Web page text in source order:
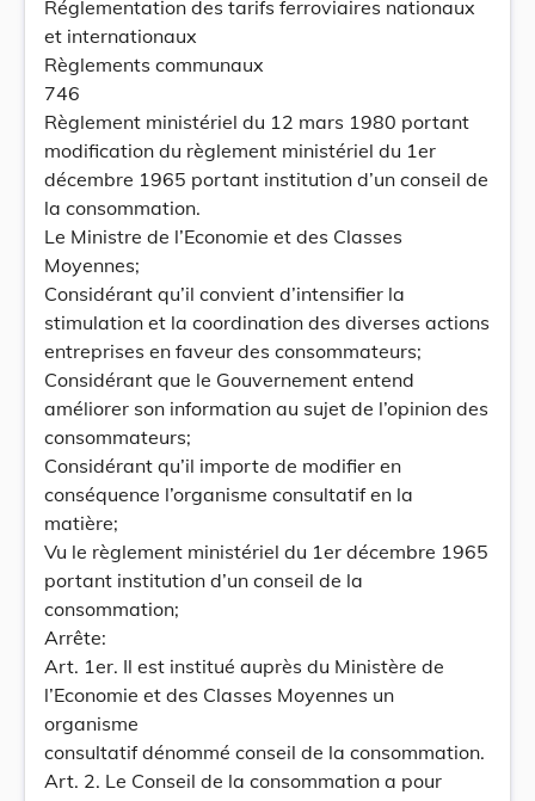
Réglementation des tarifs ferroviaires nationaux
et internationaux
Règlements communaux
746
Règlement ministériel du 12 mars 1980 portant
modification du règlement ministériel du 1er
décembre 1965 portant institution d’un conseil de
la consommation.
Le Ministre de l’Economie et des Classes
Moyennes;
Considérant qu’il convient d’intensifier la
stimulation et la coordination des diverses actions
entreprises en faveur des consommateurs;
Considérant que le Gouvernement entend
améliorer son information au sujet de l’opinion des
consommateurs;
Considérant qu’il importe de modifier en
conséquence l’organisme consultatif en la
matière;
Vu le règlement ministériel du 1er décembre 1965
portant institution d’un conseil de la
consommation;
Arrête:
Art. 1er. Il est institué auprès du Ministère de
l’Economie et des Classes Moyennes un
organisme
consultatif dénommé conseil de la consommation.
Art. 2. Le Conseil de la consommation a pour